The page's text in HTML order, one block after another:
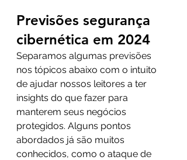
Previsões segurança
cibernética em 2024
Separamos algumas previsões
nos tópicos abaixo com o intuito
de ajudar nossos leitores a ter
insights do que fazer para
manterem seus negócios
protegidos. Alguns pontos
abordados já são muitos
conhecidos, como o ataque de